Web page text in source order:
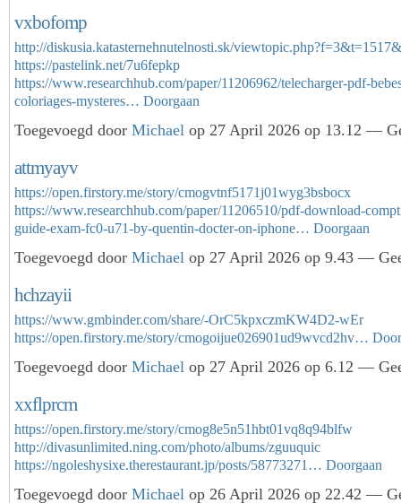
vxbofomp
http://diskusia.katasternehnutelnosti.sk/
https://pastelink.net/7u6fepkp
https://www.researchhub.com/paper/11206962/telecharger-pdf-
coloriages-mysteres… Doorgaan
Toegevoegd door Michael op 27 April 2026 op 13.12 —
attmyayv
https://open.firstory.me/story/cmogvtnf5171j01wyg3bsbocx
https://www.researchhub.com/paper/11206510/pdf-download-
guide-exam-fc0-u71-by-quentin-docter-on-iphone… Doorgaan
Toegevoegd door Michael op 27 April 2026 op 9.43 —
hchzayii
https://www.gmbinder.com/share/-OrC5kpxczmKW4D2-wEr
https://open.firstory.me/story/cmogoijue026901ud9wvcd2hv…
Toegevoegd door Michael op 27 April 2026 op 6.12 —
xxflprcm
https://open.firstory.me/story/cmog8e5n51hbt01vq8q94blfw
http://divasunlimited.ning.com/photo/albums/zguuquic
https://ngoleshysixe.therestaurant.jp/posts/58773271… Doorgaan
Toegevoegd door Michael op 26 April 2026 op 22.42 —